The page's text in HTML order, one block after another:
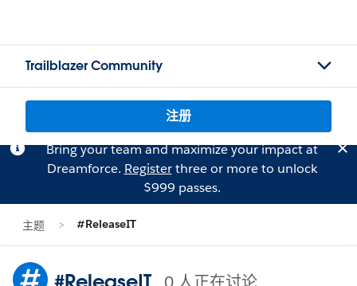
Trailblazer Community
注册
Bring your team and maximize your impact at
Dreamforce. Registerthree or more to unlock
$999 passes.
主题 #ReleaseIT
#ReleaseIT